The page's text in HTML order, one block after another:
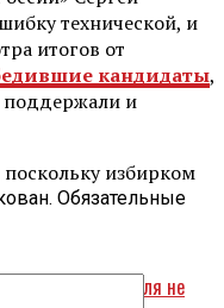
технической, и
итогов от
кандидаты,
поддержали и
избирком
из мэрии Ярославля не
Обязательные